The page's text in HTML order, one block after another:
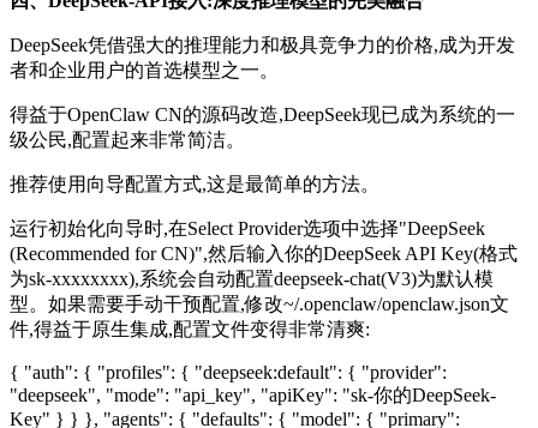
DeepSeek凭借强大的推理能力和极具竞争力的价格,成为开发
者和企业用户的首选模型之一。
得益于OpenClaw CN的源码改造,DeepSeek现已成为系统的一
级公民,配置起来非常简洁。
推荐使用向导配置方式,这是最简单的方法。
运行初始化向导时,在Select Provider选项中选择"DeepSeek
(Recommended for CN)",然后输入你的DeepSeek API Key(格式
为sk-xxxxxxxx),系统会自动配置deepseek-chat(V3)为默认模
型。如果需要手动干预配置,修改~/.openclaw/openclaw.json文
件,得益于原生集成,配置文件变得非常清爽:
{ "auth": { "profiles": { "deepseek:default": { "provider":
"deepseek", "mode": "api_key", "apiKey": "sk-你的DeepSeek-
Key" } } }, "agents": { "defaults": { "model": { "primary":